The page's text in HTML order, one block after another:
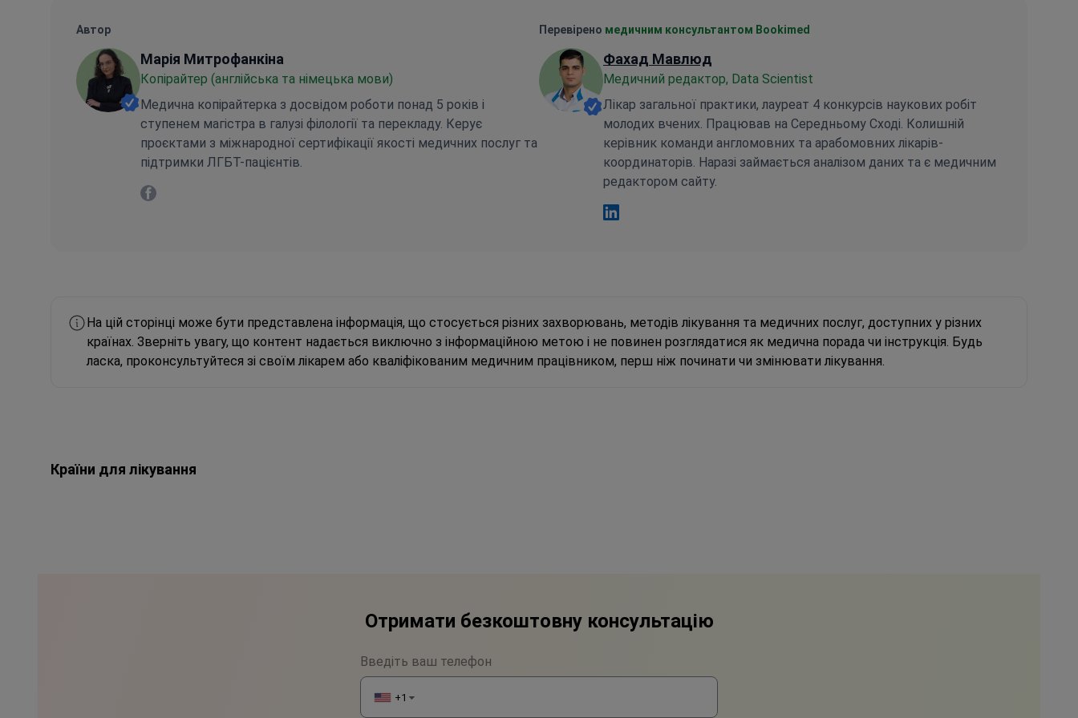
Автор
Марія Митрофанкіна
Марія Митрофанкіна
Копірайтер (англійська та німецька мови)
Медична копірайтерка з досвідом роботи понад 5 років і
ступенем магістра в галузі філології та перекладу. Керує
проєктами з міжнародної сертифікації якості медичних послуг та
підтримки ЛГБТ-пацієнтів.
Марія Митрофанкіна Facebook
Перевірено медичним консультантом Bookimed
Фахад Мавлюд
Медичний редактор, Data Scientist
Лікар загальної практики, лауреат 4 конкурсів наукових робіт
молодих вчених. Працював на Середньому Сході. Колишній
керівник команди англомовних та арабомовних лікарів-
координаторів. Наразі займається аналізом даних та є медичним
редактором сайту.
На цій сторінці може бути представлена інформація, що стосується різних захворювань, методів лікування та медичних послуг, доступних у різних
країнах. Зверніть увагу, що контент надається виключно з інформаційною метою і не повинен розглядатися як медична порада чи інструкція. Будь
ласка, проконсультуйтеся зі своїм лікарем або кваліфікованим медичним працівником, перш ніж починати чи змінювати лікування.
Країни для лікування
Отримати безкоштовну консультацію
Введіть ваш телефон
+1 ▼